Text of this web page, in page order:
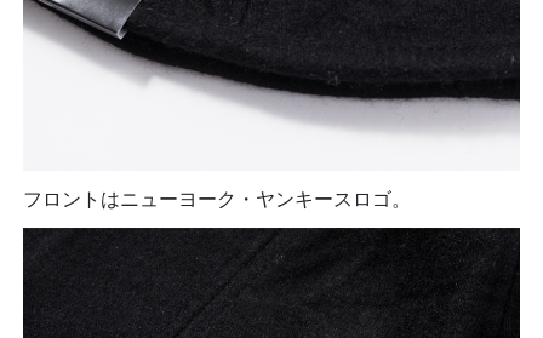
フロントはニューヨーク・ヤンキースロゴ。